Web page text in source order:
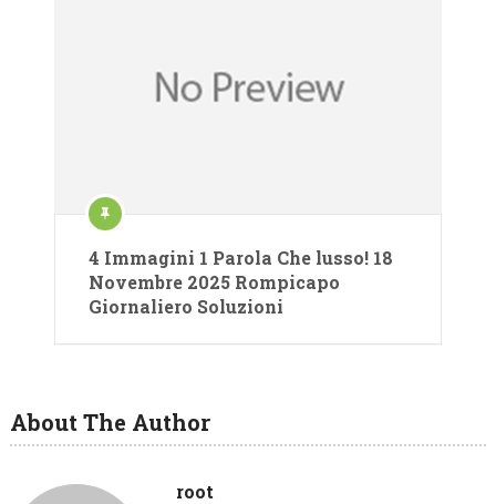
4 Immagini 1 Parola Che lusso! 18
Novembre 2025 Rompicapo
Giornaliero Soluzioni
About The Author
root